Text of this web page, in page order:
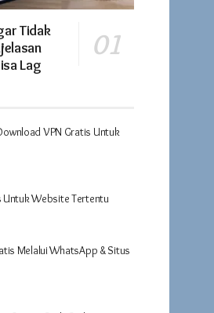
Tidak
Lag
VPN Gratis Untuk
Website Tertentu
Melalui WhatsApp & Situs